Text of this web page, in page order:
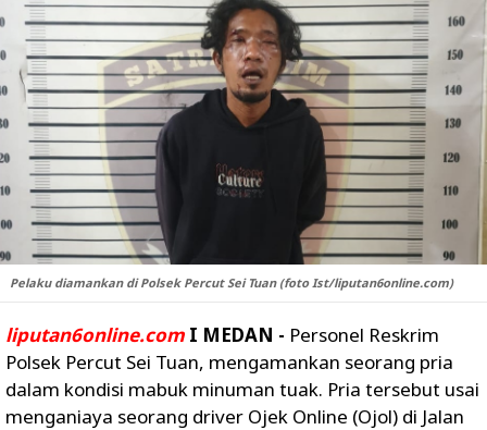
Pelaku diamankan di Polsek Percut Sei Tuan (foto Ist/liputan6online.com)
liputan6online.com I MEDAN - Personel Reskrim
Polsek Percut Sei Tuan, mengamankan seorang pria
dalam kondisi mabuk minuman tuak. Pria tersebut usai
menganiaya seorang driver Ojek Online (Ojol) di Jalan